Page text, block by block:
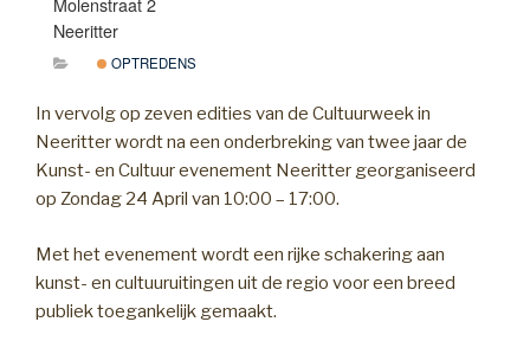
Neeritter
OPTREDENS
In vervolg op zeven edities van de Cultuurweek in
Neeritter wordt na een onderbreking van twee jaar de
Kunst- en Cultuur evenement Neeritter georganiseerd
op Zondag 24 April van 10:00 – 17:00.
Met het evenement wordt een rijke schakering aan
kunst- en cultuuruitingen uit de regio voor een breed
publiek toegankelijk gemaakt.